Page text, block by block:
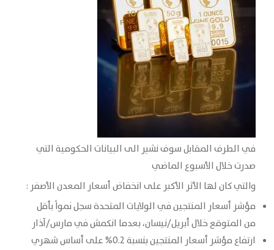
في الطرف المقابل سوف نشير الى البيانات الحكومية التي
صدرت خلال الأسبوع الماضي
والتي كان لها الأثر الأكبر على انخفاض أسعار المعدن الأصفر :
مؤشر أسعار المنتجين في الولايات ‏المتحدة سجل نمواً بأقل
من المتوقع خلال أبريل/نيسان، بعدما انكمش في ‏مارس/آذار
ارتفاع مؤشر ‏أسعار المنتجين بنسبة 0.2% على أساس شهري